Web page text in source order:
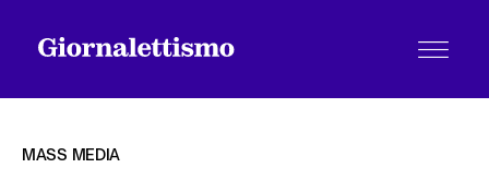
MASS MEDIA